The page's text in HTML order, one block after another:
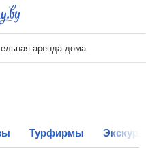
аренда дома
Турфирмы